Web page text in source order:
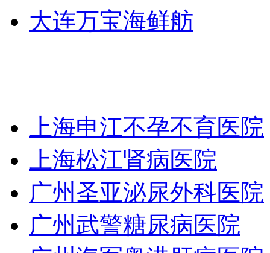
大连万宝海鲜舫
上海申江不孕不育医院
上海松江肾病医院
广州圣亚泌尿外科医院
广州武警糖尿病医院